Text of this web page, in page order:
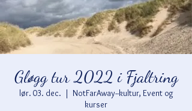
Gløgg tur 2022 i Fjaltring
lør. 03. dec.
  |
NotFarAway--kultur, Event og
kurser